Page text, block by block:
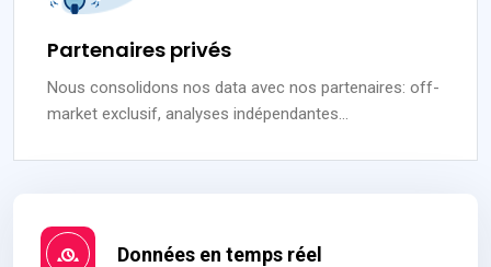
Partenaires privés
Nous consolidons nos data avec nos partenaires: off-
market exclusif, analyses indépendantes...
Données en temps réel